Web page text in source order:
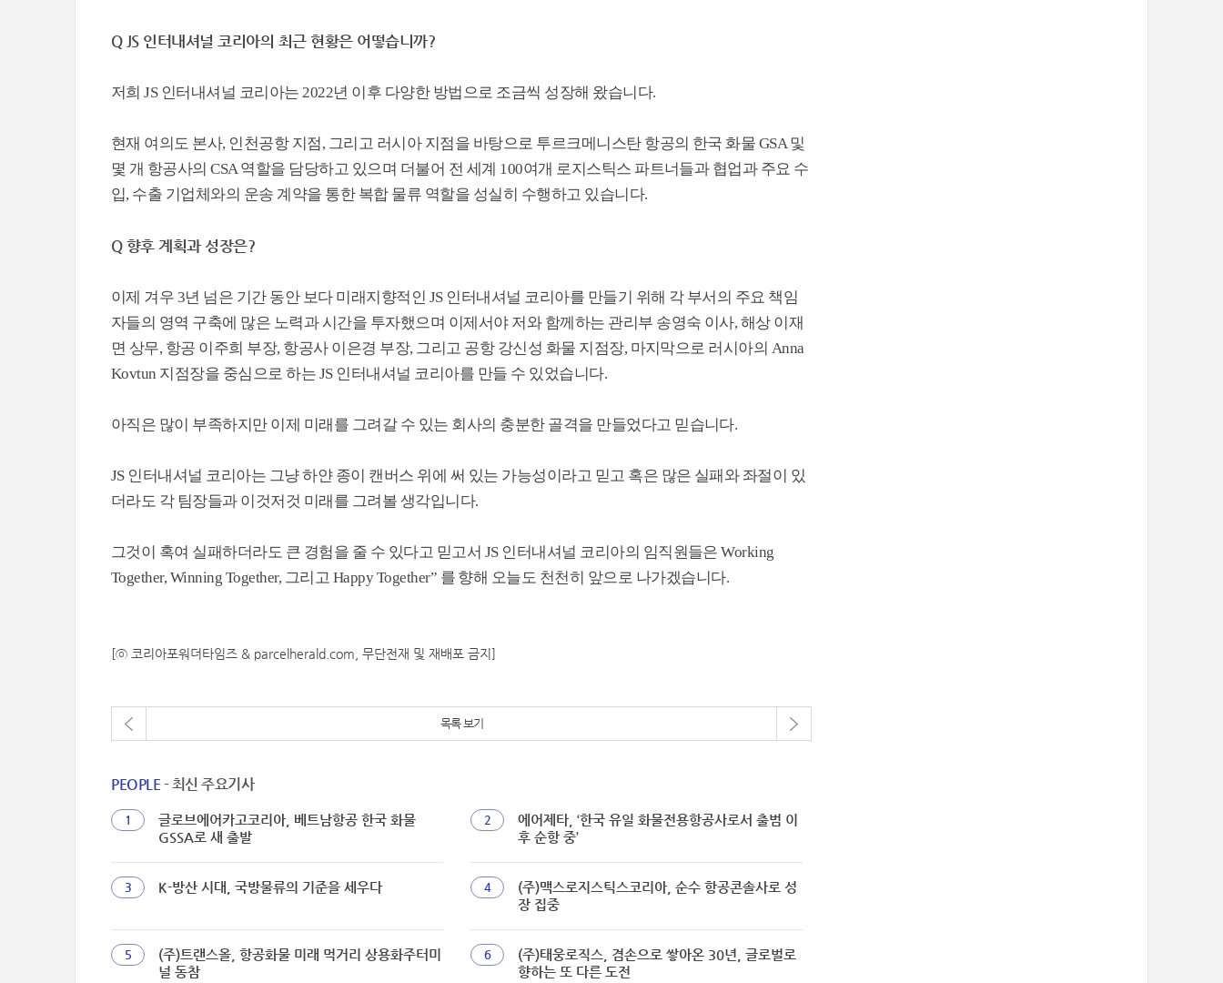
Q JS 인터내셔널 코리아의 최근 현황은 어떻습니까?
저희 JS 인터내셔널 코리아는 2022년 이후 다양한 방법으로 조금씩 성장해 왔습니다.
현재 여의도 본사, 인천공항 지점, 그리고 러시아 지점을 바탕으로 투르크메니스탄 항공의 한국 화물 GSA 및
몇 개 항공사의 CSA 역할을 담당하고 있으며 더불어 전 세계 100여개 로지스틱스 파트너들과 협업과 주요 수
입, 수출 기업체와의 운송 계약을 통한 복합 물류 역할을 성실히 수행하고 있습니다.
Q 향후 계획과 성장은?
이제 겨우 3년 넘은 기간 동안 보다 미래지향적인 JS 인터내셔널 코리아를 만들기 위해 각 부서의 주요 책임
자들의 영역 구축에 많은 노력과 시간을 투자했으며 이제서야 저와 함께하는 관리부 송영숙 이사, 해상 이재
면 상무, 항공 이주희 부장, 항공사 이은경 부장, 그리고 공항 강신성 화물 지점장, 마지막으로 러시아의 Anna
Kovtun 지점장을 중심으로 하는 JS 인터내셔널 코리아를 만들 수 있었습니다.
아직은 많이 부족하지만 이제 미래를 그려갈 수 있는 회사의 충분한 골격을 만들었다고 믿습니다.
JS 인터내셔널 코리아는 그냥 하얀 종이 캔버스 위에 써 있는 가능성이라고 믿고 혹은 많은 실패와 좌절이 있
더라도 각 팀장들과 이것저것 미래를 그려볼 생각입니다.
그것이 혹여 실패하더라도 큰 경험을 줄 수 있다고 믿고서 JS 인터내셔널 코리아의 임직원들은 Working
Together, Winning Together, 그리고 Happy Together” 를 향해 오늘도 천천히 앞으로 나가겠습니다.
[ⓒ 코리아포워더타임즈 & parcelherald.com, 무단전재 및 재배포 금지]
목록 보기
PEOPLE - 최신 주요기사
1
글로브에어카고코리아, 베트남항공 한국 화물
GSSA로 새 출발
2
에어제타, ‘한국 유일 화물전용항공사로서 출범 이
후 순항 중’
3 K-방산 시대, 국방물류의 기준을 세우다 4
(주)맥스로지스틱스코리아, 순수 항공콘솔사로 성
장 집중
5
(주)트랜스올, 항공화물 미래 먹거리 상용화주터미
널 동참
6
(주)태웅로직스, 겸손으로 쌓아온 30년, 글로벌로
향하는 또 다른 도전